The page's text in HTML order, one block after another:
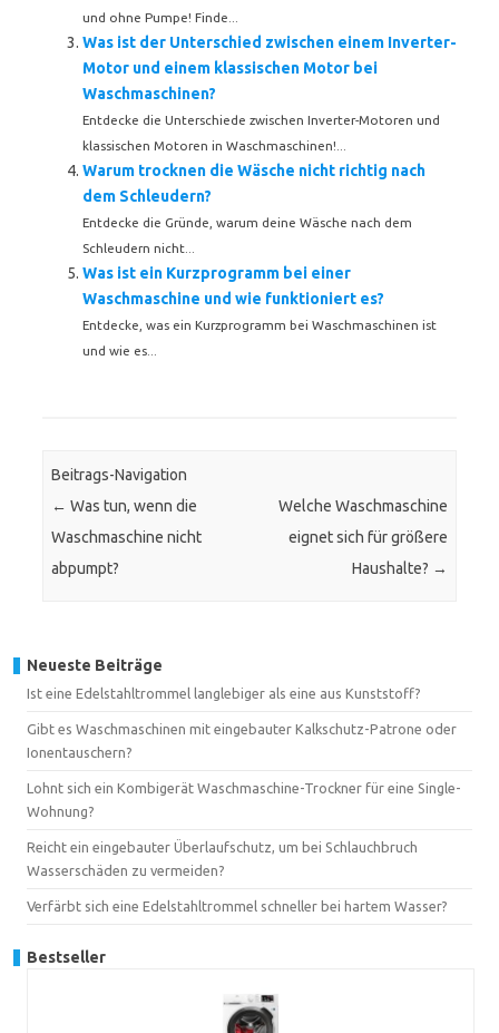
und ohne Pumpe! Finde...
Was ist der Unterschied zwischen einem Inverter-
Motor und einem klassischen Motor bei
Waschmaschinen?
Entdecke die Unterschiede zwischen Inverter-Motoren und
klassischen Motoren in Waschmaschinen!...
Warum trocknen die Wäsche nicht richtig nach
dem Schleudern?
Entdecke die Gründe, warum deine Wäsche nach dem
Schleudern nicht...
Was ist ein Kurzprogramm bei einer
Waschmaschine und wie funktioniert es?
Entdecke, was ein Kurzprogramm bei Waschmaschinen ist
und wie es...
Beitrags-Navigation
← Was tun, wenn die
Waschmaschine nicht
abpumpt?
Welche Waschmaschine
eignet sich für größere
Haushalte? →
Neueste Beiträge
Ist eine Edelstahltrommel langlebiger als eine aus Kunststoff?
Gibt es Waschmaschinen mit eingebauter Kalkschutz-Patrone oder
Ionentauschern?
Lohnt sich ein Kombigerät Waschmaschine-Trockner für eine Single-
Wohnung?
Reicht ein eingebauter Überlaufschutz, um bei Schlauchbruch
Wasserschäden zu vermeiden?
Verfärbt sich eine Edelstahltrommel schneller bei hartem Wasser?
Bestseller